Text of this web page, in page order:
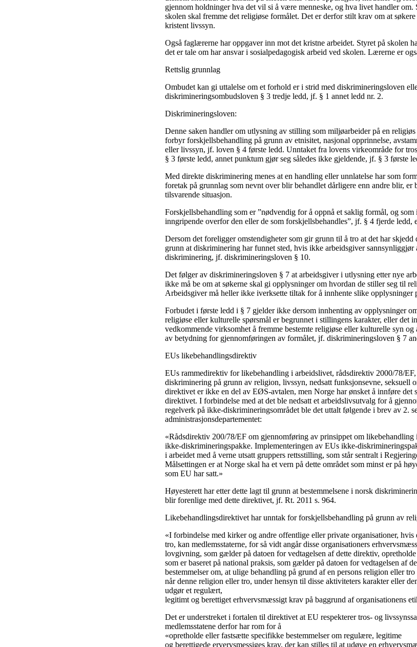
gjennom holdninger hva det vil si å være menneske, og hva livet handler om.
skolen skal fremme det religiøse formålet. Det er derfor stilt krav om at
kristent livssyn.
Også faglærerne har oppgaver inn mot det kristne arbeidet. Styret på skolen
det er tale om har ansvar i sosialpedagogisk arbeid ved skolen. Lærerne er
Rettslig grunnlag
Ombudet kan gi uttalelse om et forhold er i strid med diskrimineringsloven
diskrimineringsombudsloven § 3 tredje ledd, jf. § 1 annet ledd nr. 2.
Diskrimineringsloven:
Denne saken handler om utlysning av stilling som miljøarbeider på en
forbyr forskjellsbehandling på grunn av etnisitet, nasjonal opprinnelse,
eller livssyn, jf. loven § 4 første ledd. Unntaket fra lovens virkeområde for
§ 3 første ledd, annet punktum gjør seg således ikke gjeldende, jf. § 3 første
Med direkte diskriminering menes at en handling eller unnlatelse har som
foretak på grunnlag som nevnt over blir behandlet dårligere enn andre blir,
tilsvarende situasjon.
Forskjellsbehandling som er ”nødvendig for å oppnå et saklig formål, og
inngripende overfor den eller de som forskjellsbehandles”, jf. § 4 fjerde ledd,
Dersom det foreligger omstendigheter som gir grunn til å tro at det har
grunn at diskriminering har funnet sted, hvis ikke arbeidsgiver
diskriminering, jf. diskrimineringsloven § 10.
Det følger av diskrimineringsloven § 7 at arbeidsgiver i utlysning etter nye
ikke må be om at søkerne skal gi opplysninger om hvordan de stiller seg til
Arbeidsgiver må heller ikke iverksette tiltak for å innhente slike opplysninger
Forbudet i første ledd i § 7 gjelder ikke dersom innhenting av opplysninger
religiøse eller kulturelle spørsmål er begrunnet i stillingens karakter, eller det
vedkommende virksomhet å fremme bestemte religiøse eller kulturelle syn
av betydning for gjennomføringen av formålet, jf. diskrimineringsloven § 7
EUs likebehandlingsdirektiv
EUs rammedirektiv for likebehandling i arbeidslivet, rådsdirektiv 2000/78/
diskriminering på grunn av religion, livssyn, nedsatt funksjonsevne, seksuell
direktivet er ikke en del av EØS-avtalen, men Norge har ønsket å innføre det
direktivet. I forbindelse med at det ble nedsatt et arbeidslivsutvalg for å
regelverk på ikke-diskrimineringsområdet ble det uttalt følgende i brev av 2.
administrasjonsdepartementet:
«Rådsdirektiv 200/78/EF om gjennomføring av prinsippet om
ikke-diskrimineringspakke. Implementeringen av EUs ikke-
i arbeidet med å verne utsatt gruppers rettsstilling, som står sentralt i
Målsettingen er at Norge skal ha et vern på dette området som minst er på
som EU har satt.»
Høyesterett har etter dette lagt til grunn at bestemmelsene i norsk
blir forenlige med dette direktivet, jf. Rt. 2011 s. 964.
Likebehandlingsdirektivet har unntak for forskjellsbehandling på grunn av
«I forbindelse med kirker og andre offentlige eller private organisationer, hvis
tro, kan medlemsstaterne, for så vidt angår disse organisationers
lovgivning, som gælder på datoen for vedtagelsen af dette direktiv,
som er baseret på national praksis, som gælder på datoen for vedtagelsen af
bestemmelser om, at ulige behandling på grund af en persons religion eller
når denne religion eller tro, under hensyn til disse aktiviteters karakter eller
udgør et regulært,
legitimt og berettiget erhvervsmæssigt krav på baggrund af organisationens
Det er understreket i fortalen til direktivet at EU respekterer tros- og
medlemsstatene derfor har rom for å
«opretholde eller fastsætte specifikke bestemmelser om regulære, legitime
og berettigede ervervsmessiges krav, der kan stilles til at udøve en